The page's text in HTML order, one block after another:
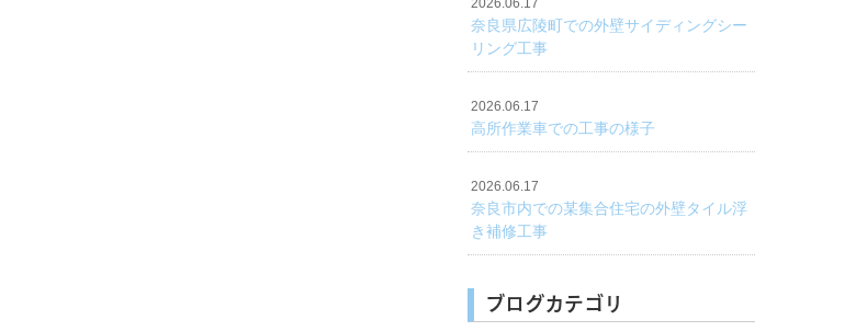
2026.06.17
奈良県広陵町での外壁サイディングシー
リング工事
2026.06.17
高所作業車での工事の様子
2026.06.17
奈良市内での某集合住宅の外壁タイル浮
き補修工事
ブログカテゴリ